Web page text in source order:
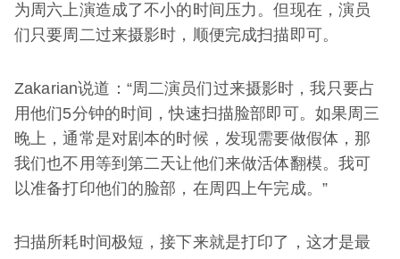
为周六上演造成了不小的时间压力。但现在，演员
们只要周二过来摄影时，顺便完成扫描即可。
Zakarian说道：“周二演员们过来摄影时，我只要占
用他们5分钟的时间，快速扫描脸部即可。如果周三
晚上，通常是对剧本的时候，发现需要做假体，那
我们也不用等到第二天让他们来做活体翻模。我可
以准备打印他们的脸部，在周四上午完成。”
扫描所耗时间极短，接下来就是打印了，这才是最